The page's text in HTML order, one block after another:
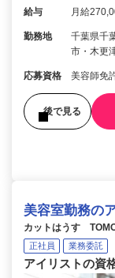
給与 月給
勤務地
千葉県千
市・木更
応募資格 美容師免
後で見る
美容室勤務の
カットはうす TOMO
正社員 業務委託
アイリストの資